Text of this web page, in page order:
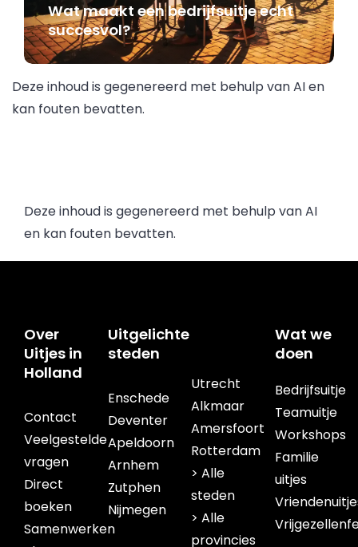
Wat maakt een bedrijfsuitje echt
succesvol?
Deze inhoud is gegenereerd met behulp van AI en
kan fouten bevatten.
Deze inhoud is gegenereerd met behulp van AI
en kan fouten bevatten.
Over
Uitjes in
Holland
Contact
Veelgestelde
vragen
Direct
boeken
Samenwerken
Uitgelichte
steden
Enschede
Deventer
Apeldoorn
Arnhem
Zutphen
Nijmegen
Utrecht
Alkmaar
Amersfoort
Rotterdam
> Alle
steden
> Alle
provincies
Wat we
doen
Bedrijfsuitje
Teamuitje
Workshops
Familie
uitjes